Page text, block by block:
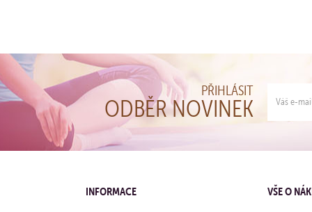
PŘIHLÁSIT
ODBĚR NOVINEK
INFORMACE VŠE O